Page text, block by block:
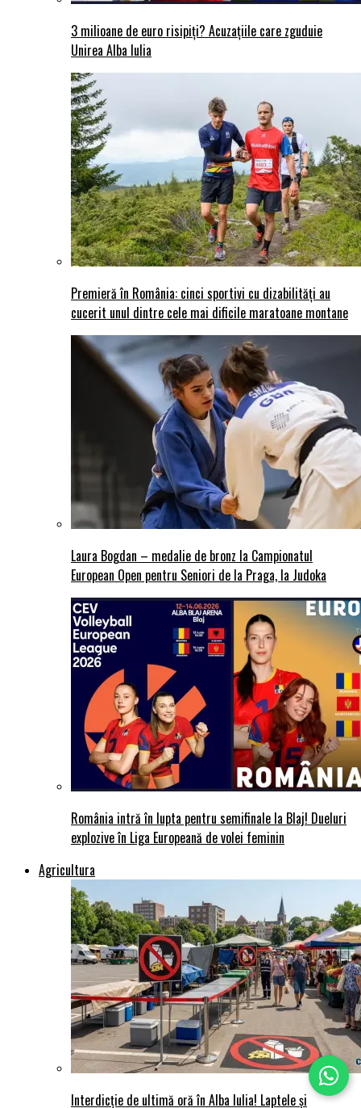
3 milioane de euro risipiți? Acuzațiile care zguduie
Unirea Alba Iulia
Premieră în România: cinci sportivi cu dizabilități au
cucerit unul dintre cele mai dificile maratoane montane
Laura Bogdan – medalie de bronz la Campionatul
European Open pentru Seniori de la Praga, la Judoka
România intră în lupta pentru semifinale la Blaj! Dueluri
explozive în Liga Europeană de volei feminin
Agricultura
Interdicție de ultimă oră în Alba Iulia! Laptele și